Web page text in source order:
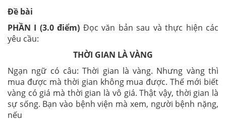
Đề bài
PHẦN I (3.0 điểm) Đọc văn bản sau và thực hiện các
yêu cầu:
THỜI GIAN LÀ VÀNG
Ngạn ngữ có câu: Thời gian là vàng. Nhưng vàng thì
mua được mà thời gian không mua được. Thế mới biết
vàng có giá mà thời gian là vô giá. Thật vậy, thời gian là
sự sống. Bạn vào bệnh viện mà xem, người bệnh nặng,
nếu